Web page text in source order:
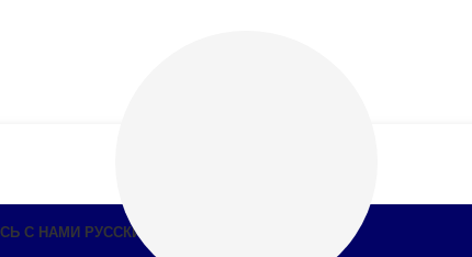
С НАМИ РУССКИЙ